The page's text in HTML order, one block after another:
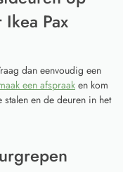
Pax
dan eenvoudig een
een afspraaken kom
en de deuren in het